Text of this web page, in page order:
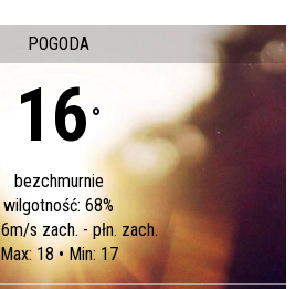
POGODA
16 °
bezchmurnie
wilgotność: 68%
s zach. - płn. zach.
Max: 18 • Min: 17